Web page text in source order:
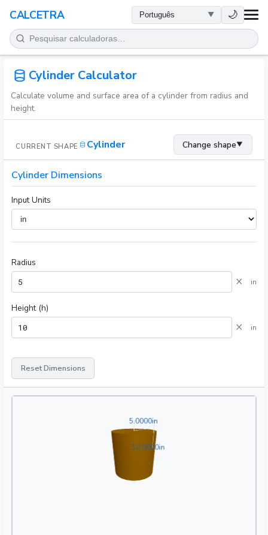
CALCETRA 🌙
MATEMÁTICA
CONVERSÕES
CIÊNCIA
COTIDIANO
OUTRAS FERRAMENTAS
Cylinder Calculator
Calculate volume and surface area of a cylinder from radius and
height.
CURRENT SHAPE Cylinder Change shape▼
Cylinder Dimensions
Input Units
Radius
× in
Height (h)
× in
Reset Dimensions
5.0000in5.0000in
10.0000in10.0000in